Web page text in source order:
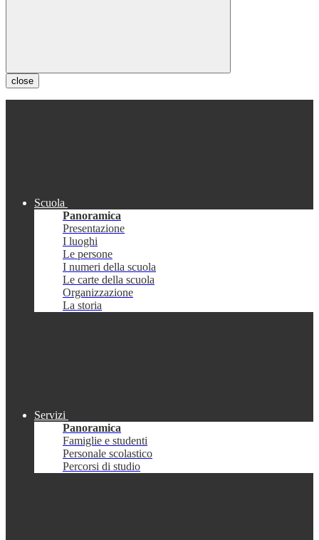
close
Scuola
Panoramica
Presentazione
I luoghi
Le persone
I numeri della scuola
Le carte della scuola
Organizzazione
La storia
Servizi
Panoramica
Famiglie e studenti
Personale scolastico
Percorsi di studio